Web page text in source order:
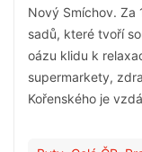
Nový Smíchov. Za
sadů, které tvoří
oázu klidu k
supermarkety,
Kořenského je